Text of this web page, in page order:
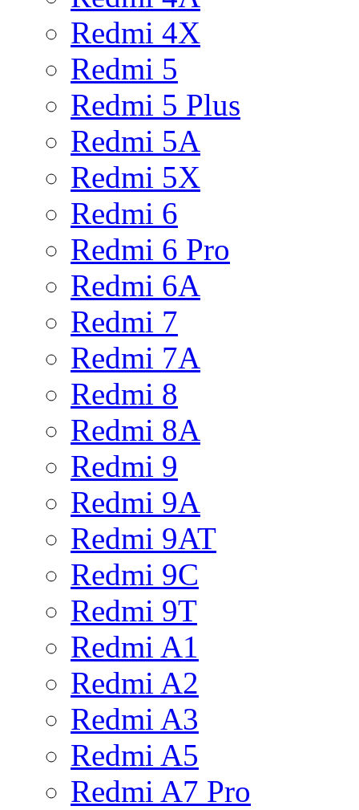
Redmi 4X
Redmi 5
Redmi 5 Plus
Redmi 5A
Redmi 5X
Redmi 6
Redmi 6 Pro
Redmi 6A
Redmi 7
Redmi 7A
Redmi 8
Redmi 8A
Redmi 9
Redmi 9A
Redmi 9AT
Redmi 9C
Redmi 9T
Redmi A1
Redmi A2
Redmi A3
Redmi A5
Redmi A7 Pro